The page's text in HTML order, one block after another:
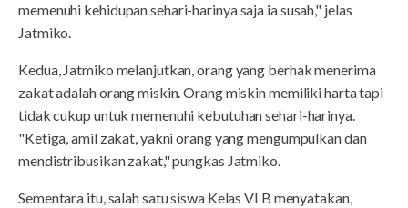
memenuhi kehidupan sehari-harinya saja ia susah," jelas
Jatmiko.
Kedua, Jatmiko melanjutkan, orang yang berhak menerima
zakat adalah orang miskin. Orang miskin memiliki harta tapi
tidak cukup untuk memenuhi kebutuhan sehari-harinya.
"Ketiga, amil zakat, yakni orang yang mengumpulkan dan
mendistribusikan zakat," pungkas Jatmiko.
Sementara itu, salah satu siswa Kelas VI B menyatakan,